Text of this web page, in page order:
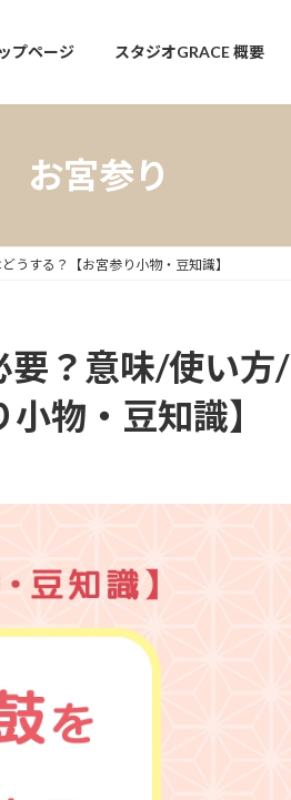
プページ スタジオGRACE 概要
お宮参り
うする？【お宮参り小物・豆知識】
要？意味/使い方/
物・豆知識】